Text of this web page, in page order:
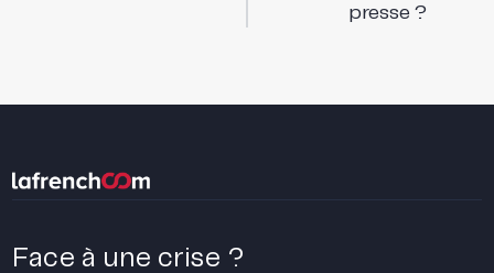
presse ?
Face à une crise ?